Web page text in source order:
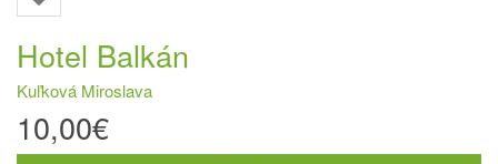
Hotel Balkán
Kuľková Miroslava
10,00€